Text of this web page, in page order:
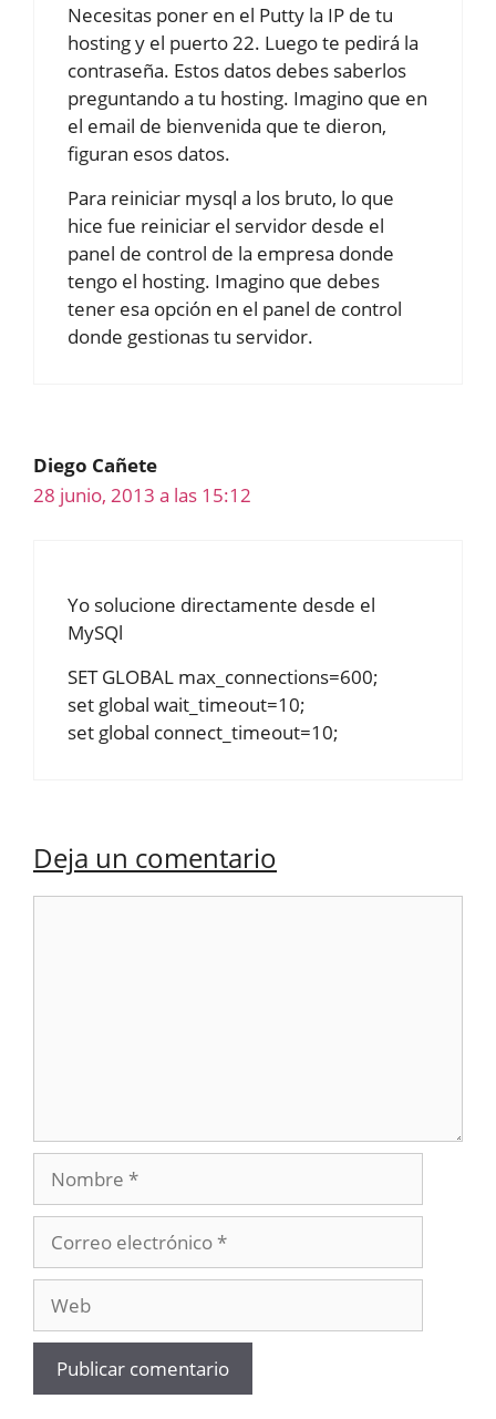
Necesitas poner en el Putty la IP de tu
hosting y el puerto 22. Luego te pedirá la
contraseña. Estos datos debes saberlos
preguntando a tu hosting. Imagino que en
el email de bienvenida que te dieron,
figuran esos datos.
Para reiniciar mysql a los bruto, lo que
hice fue reiniciar el servidor desde el
panel de control de la empresa donde
tengo el hosting. Imagino que debes
tener esa opción en el panel de control
donde gestionas tu servidor.
Diego Cañete
28 junio, 2013 a las 15:12
Yo solucione directamente desde el
MySQl
SET GLOBAL max_connections=600;
set global wait_timeout=10;
set global connect_timeout=10;
Deja un comentario
Nombre
electrónico